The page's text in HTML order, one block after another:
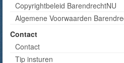
Copyrightbeleid BarendrechtNU
Algemene Voorwaarden
Contact
Contact
Tip insturen